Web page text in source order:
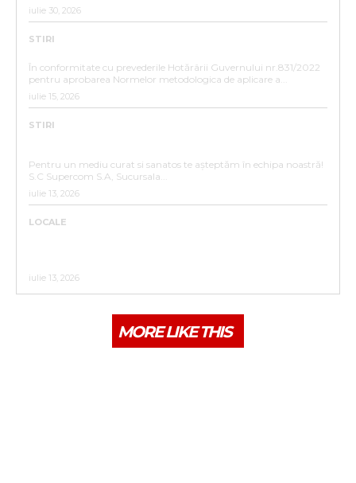
iulie 30, 2026
STIRI
În conformitate cu prevederile Hotărârii Guvernului nr.831/2022
pentru aprobarea Normelor metodologica de aplicare a...
iulie 15, 2026
STIRI
Pentru un mediu curat si sanatos te așteptăm în echipa noastră!
S.C Supercom S.A, Sucursala...
iulie 13, 2026
LOCALE
iulie 13, 2026
MORE LIKE THIS